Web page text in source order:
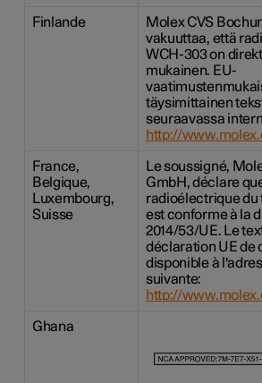
Finlande
Molex CVS
vakuuttaa, että
WCH-303 on
mukainen. EU-
täysimittainen
seuraavassa
http://
France,
Belgique,
Luxembourg,
Suisse
Le soussigné,
GmbH, déclare
radioélectrique du
est conforme à la
2014/53/UE. Le
déclaration UE de
disponible à
suivante:
http://
Ghana